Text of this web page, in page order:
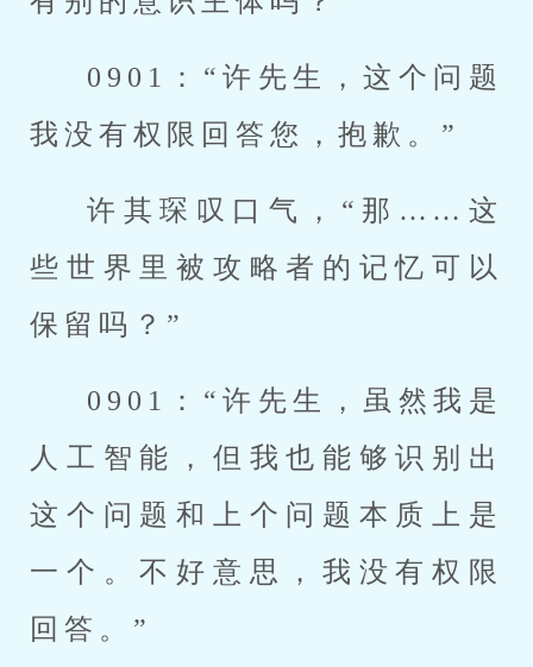
0901：“许先生，这个问题
我没有权限回答您，抱歉。”
许其琛叹口气，“那……这
些世界里被攻略者的记忆可以
保留吗？”
0901：“许先生，虽然我是
人工智能，但我也能够识别出
这个问题和上个问题本质上是
一个。不好意思，我没有权限
回答。”